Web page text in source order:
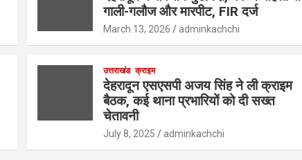
गाली-गलौज और मारपीट, FIR दर्ज
March 13, 2026 adminkachchi
उत्तराखंड क्राइम
देहरादून एसएसपी अजय सिंह ने ली क्राइम
बैठक, कई थाना प्रभारियों को दी सख्त
चेतावनी
July 8, 2025 adminkachchi